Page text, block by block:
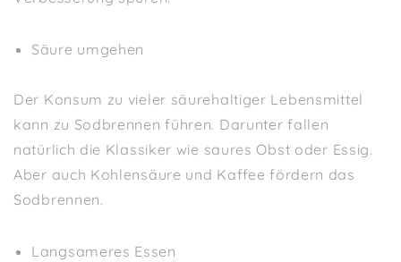
Säure umgehen
Der Konsum zu vieler säurehaltiger Lebensmittel
kann zu Sodbrennen führen. Darunter fallen
natürlich die Klassiker wie saures Obst oder Essig.
Aber auch Kohlensäure und Kaffee fördern das
Sodbrennen.
Langsameres Essen